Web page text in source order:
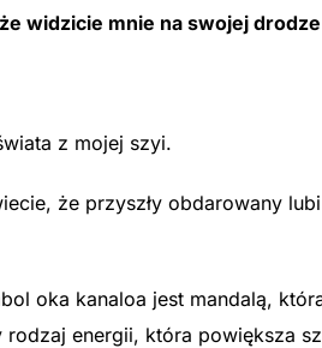
widzicie mnie na swojej
z mojej szyi.
że przyszły obdarowany
oka kanaloa jest mandalą,
energii, która powiększa